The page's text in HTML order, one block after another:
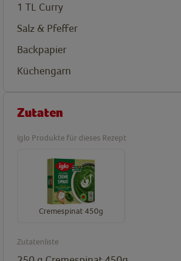
1 TL Curry
Salz & Pfeffer
Backpapier
Küchengarn
Zutaten
Iglo Produkte für dieses Rezept
Cremespinat 450g
Zutatenliste